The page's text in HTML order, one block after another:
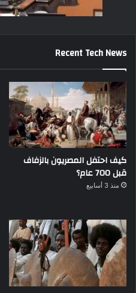
Recent Tech News
كيف احتفل المصريون بالزفاف
قبل 700 عام؟
منذ 3 أسابيع